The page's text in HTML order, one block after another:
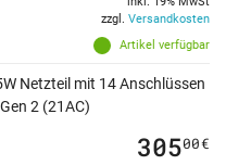
Artikel verfügbar
zzgl. Versandkosten
Netzteil mit 14 Anschlüssen
2 (21AC)
30500€